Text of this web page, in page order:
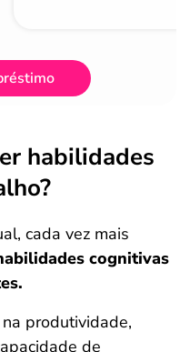
habilidades
cada vez mais
cognitivas
produtividade,
de